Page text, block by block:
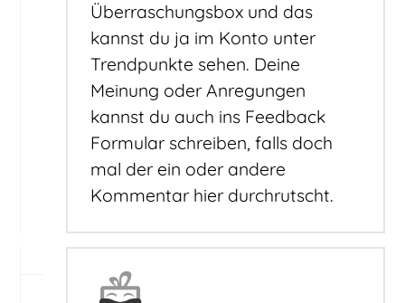
Überraschungsbox und das
kannst du ja im Konto unter
Trendpunkte sehen. Deine
Meinung oder Anregungen
kannst du auch ins Feedback
Formular schreiben, falls doch
mal der ein oder andere
Kommentar hier durchrutscht.